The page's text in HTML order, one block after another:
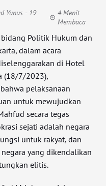
Yunus - 19
4 Menit
Membaca
Politik Hukum dan
dalam acara
di Hotel
(18/7/2023),
pelaksanaan
untuk mewujudkan
secara tegas
sejati adalah negara
untuk rakyat, dan
yang dikendalikan
elitis.